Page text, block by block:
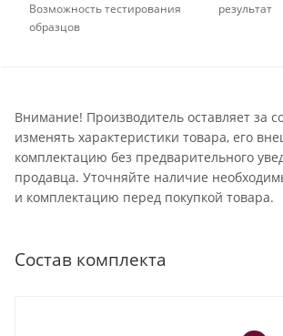
Возможность тестирования
образцов
результат
Внимание! Производитель оставляет за
изменять характеристики товара, его
комплектацию без предварительного
продавца. Уточняйте наличие
и комплектацию перед покупкой товара.
Состав комплекта